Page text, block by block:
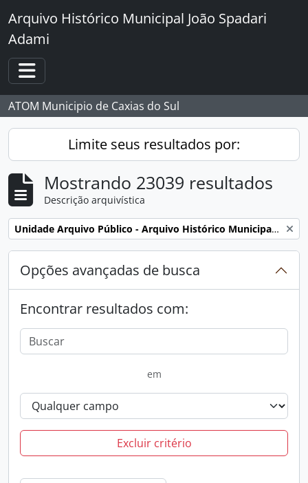
Skip to main content
Arquivo Histórico Municipal João Spadari
Adami
Toggle navigation
ATOM Municipio de Caxias do Sul
Limite seus resultados por:
Mostrando 23039 resultados
Descrição arquivística
Remover filtro: Unidade Arquivo Público - Arquivo Histórico Municipal João Spadari Adami
Opções avançadas de busca
Encontrar resultados com:
em
Excluir critério